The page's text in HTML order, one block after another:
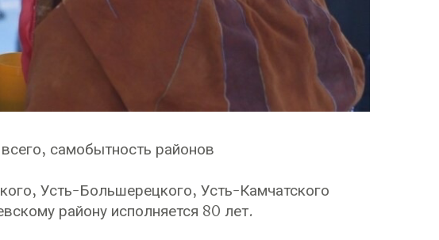
самобытность районов
Усть-Большерецкого, Усть-Камчатского
району исполняется 80 лет.